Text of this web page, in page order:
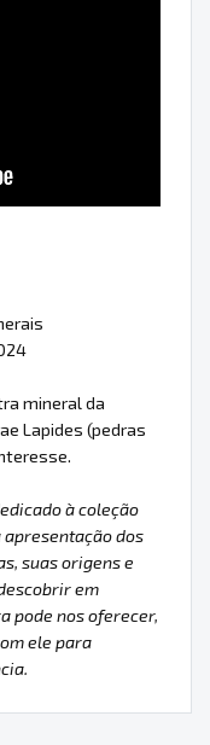
mineral da
Lapides (pedras
à coleção
dos
suas origens e
em
pode nos oferecer,
ele para